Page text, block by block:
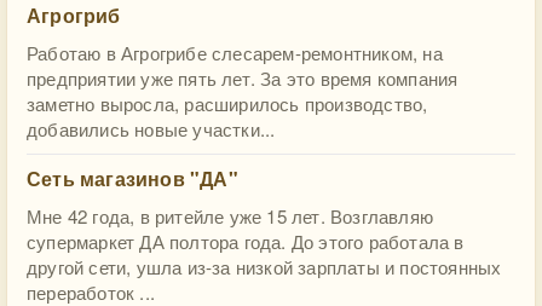
Агрогриб
Работаю в Агрогрибе слесарем-ремонтником, на
предприятии уже пять лет. За это время компания
заметно выросла, расширилось производство,
добавились новые участки...
Сеть магазинов "ДА"
Мне 42 года, в ритейле уже 15 лет. Возглавляю
супермаркет ДА полтора года. До этого работала в
другой сети, ушла из-за низкой зарплаты и постоянных
переработок ...